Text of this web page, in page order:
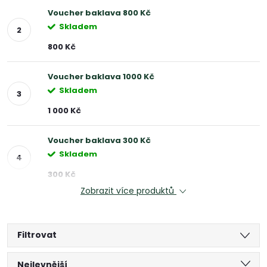
Voucher baklava 800 Kč
Skladem
800 Kč
Voucher baklava 1000 Kč
Skladem
1 000 Kč
Voucher baklava 300 Kč
Skladem
300 Kč
Zobrazit více produktů
Filtrovat